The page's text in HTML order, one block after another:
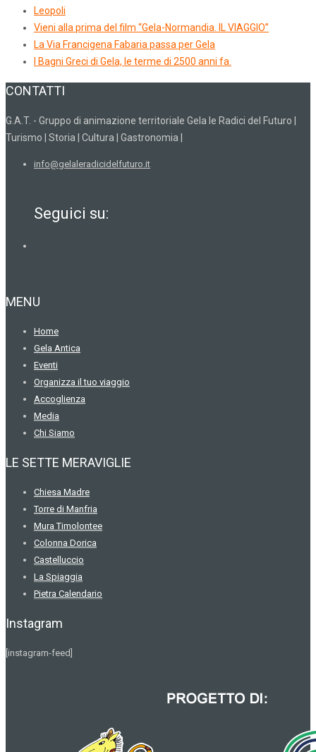
Leopoli
Vieni alla prima del film “Gela-Normandia. IL VIAGGIO”
La Via Francigena Fabaria passa per Gela
I Bagni Greci di Gela, le terme di 2500 anni fa.
CONTATTI
G.A.T. - Gruppo di animazione territoriale Gela le Radici del Futuro |
Turismo | Storia | Cultura | Gastronomia |
info@gelaleradicidelfuturo.it
Seguici su:
MENU
Home
Gela Antica
Eventi
Organizza il tuo viaggio
Accoglienza
Media
Chi Siamo
LE SETTE MERAVIGLIE
Chiesa Madre
Torre di Manfria
Mura Timolontee
Colonna Dorica
Castelluccio
La Spiaggia
Pietra Calendario
Instagram
[instagram-feed]